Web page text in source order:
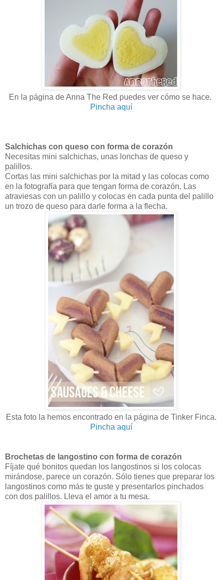
En la página de Anna The Red puedes ver cómo se hace.
Pincha aquí
Salchichas con queso con forma de corazón
Necesitas mini salchichas, unas lonchas de queso y
palillos.
Cortas las mini salchichas por la mitad y las colocas como
en la fotografía para que tengan forma de corazón. Las
atraviesas con un palillo y colocas en cada punta del palillo
un trozo de queso para darle forma a la flecha.
Esta foto la hemos encontrado en la página de Tinker Finca.
Pincha aquí
Brochetas de langostino con forma de corazón
Fíjate qué bonitos quedan los langostinos si los colocas
mirándose, parece un corazón. Sólo tienes que preparar los
langostinos como más te guste y presentarlos pinchados
con dos palillos. Lleva el amor a tu mesa.